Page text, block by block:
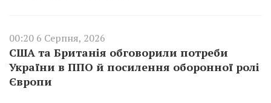
00:20 6 Серпня, 2026
США та Британія обговорили потреби
України в ППО й посилення оборонної ролі
Європи